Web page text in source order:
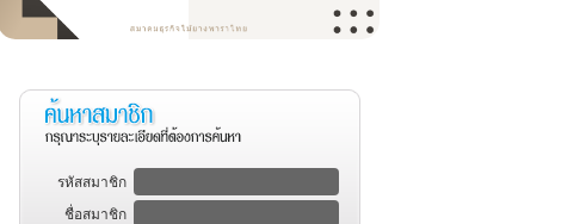
รหัสสมาชิก
ชื่อสมาชิก